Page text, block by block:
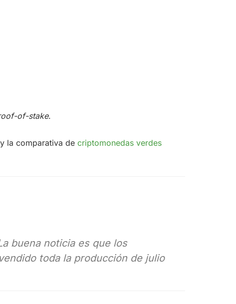
of-stake.
y la comparativa de criptomonedas verdes
buena noticia es que los
toda la producción de julio